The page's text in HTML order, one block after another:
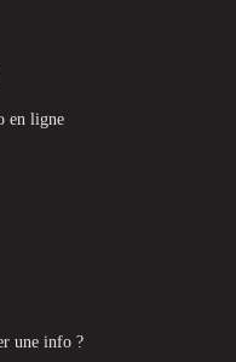
en ligne
une info ?